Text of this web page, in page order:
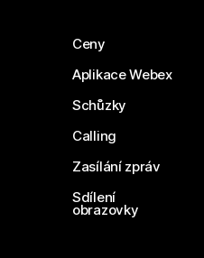
Ceny
Aplikace Webex
Schůzky
Calling
Zasílání zpráv
Sdílení
obrazovky